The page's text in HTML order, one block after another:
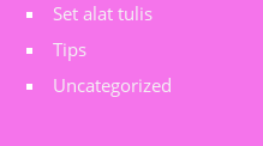
Set alat tulis
Tips
Uncategorized